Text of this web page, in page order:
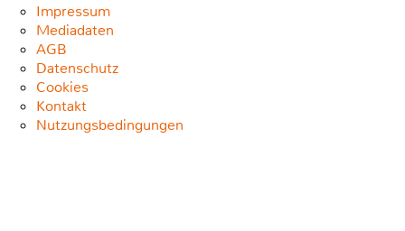
Impressum
Mediadaten
AGB
Datenschutz
Cookies
Kontakt
Nutzungsbedingungen